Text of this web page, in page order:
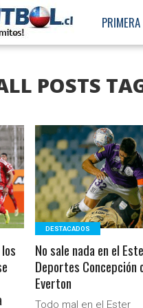
POSTS
LEER MÁS
DESTACADOS
No sale nada en el
Deportes Concepción
Everton
Todo mal en el Ester